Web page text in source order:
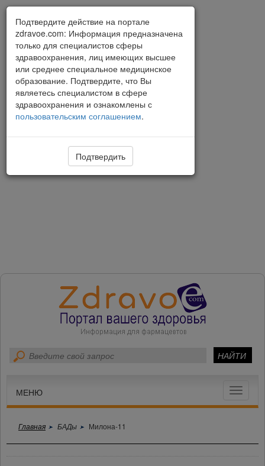
Toggle
МЕНЮ
Главная БАДы Милона-11
Подтвердите действие на портале
zdravoe.com: Информация предназначена
только для специалистов сферы
здравоохранения, лиц имеющих высшее
или среднее специальное медицинское
образование. Подтвердите, что Вы
являетесь специалистом в сфере
здравоохранения и ознакомлены с
пользовательским соглашением.
Подтвердить